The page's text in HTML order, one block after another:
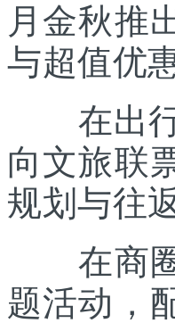
月金秋推
与超值优
在出行
向文旅联
规划与往
在商圈
题活动，